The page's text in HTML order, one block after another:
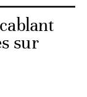
sur